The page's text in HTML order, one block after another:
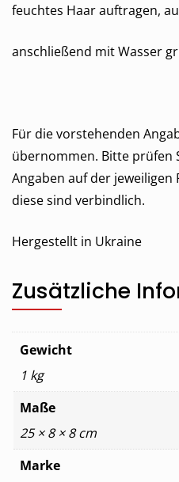
feuchtes Haar auftragen,
anschließend mit Wasser
Für die vorstehenden
übernommen. Bitte prüfen
Angaben auf der
diese sind verbindlich.
Hergestellt in Ukraine
Zusätzliche
Gewicht
1 kg
Maße
25 × 8 × 8 cm
Marke